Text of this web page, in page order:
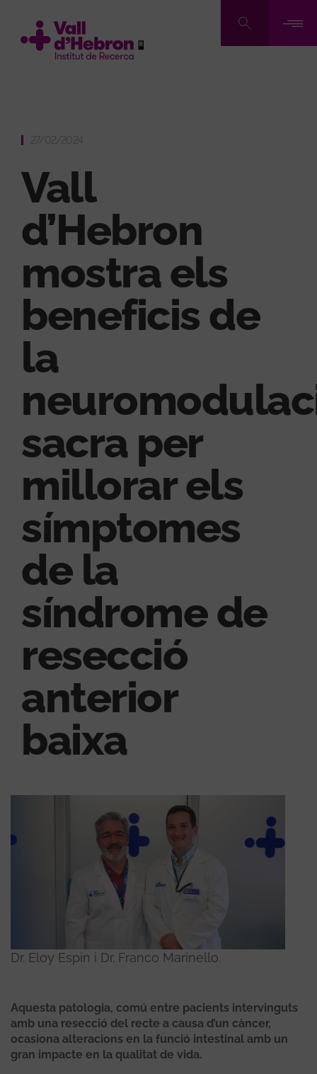
contingut
27/02/2024
Vall
d’Hebron
mostra els
beneficis de
la
sacra per
millorar els
símptomes
de la
síndrome de
resecció
anterior
baixa
Dr. Eloy Espin i Dr. Franco Marinello.
Aquesta patologia, comú entre pacients intervinguts
amb una resecció del recte a causa d’un càncer,
ocasiona alteracions en la funció intestinal amb un
gran impacte en la qualitat de vida.